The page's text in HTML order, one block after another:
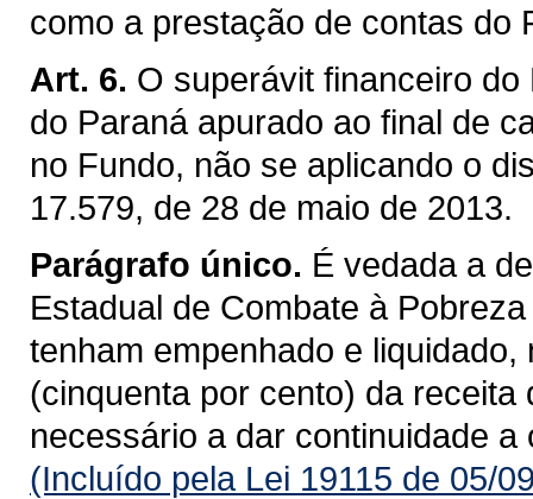
como a prestação de contas do
Art. 6. O superávit financeiro
do Paraná apurado ao final de
no Fundo, não se aplicando o
17.579, de 28 de maio de 2013.
Parágrafo único. É vedada a
Estadual de Combate à
tenham empenhado e
(cinquenta por cento) da
necessário a dar continuidade
(Incluído pela Lei 19115 de 05/